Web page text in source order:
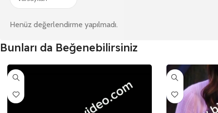
Henüz değerlendirme yapılmadı.
Bunları da Beğenebilirsiniz